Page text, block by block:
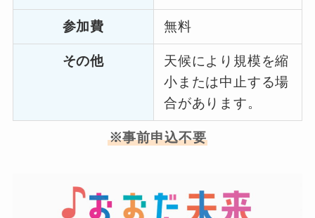
参加費 無料
その他
天候により規模を縮
小または中止する場
合があります。
※事前申込不要